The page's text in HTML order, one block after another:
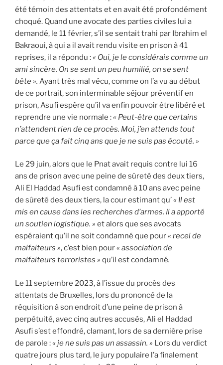
été témoin des attentats et en avait été profondément
choqué. Quand une avocate des parties civiles lui a
demandé, le 11 février, s’il se sentait trahi par Ibrahim el
Bakraoui, à qui a il avait rendu visite en prison à 41
reprises, il a répondu :« Oui, je le considérais comme un
ami sincère. On se sent un peu humilié, on se sent
bête ». Ayant très mal vécu, comme on l’a vu au début
de ce portrait, son interminable séjour préventif en
prison, Asufi espère qu’il va enfin pouvoir être libéré et
reprendre une vie normale :« Peut-être que certains
n’attendent rien de ce procès. Moi, j’en attends tout
parce que ça fait cinq ans que je ne suis pas écouté. »
Le 29 juin, alors que le Pnat avait requis contre lui 16
ans de prison avec une peine de sûreté des deux tiers,
Ali El Haddad Asufi est condamné à 10 ans avec peine
de sûreté des deux tiers, la cour estimant qu’« Il est
mis en cause dans les recherches d’armes. Il a apporté
un soutien logistique. » et alors que ses avocats
espéraient qu’il ne soit condamné que pour« recel de
malfaiteurs », c’est bien pour« association de
malfaiteurs terroristes » qu’il est condamné.
Le 11 septembre 2023, à l’issue du procès des
attentats de Bruxelles, lors du prononcé de la
réquisition à son endroit d’une peine de prison à
perpétuité, avec cinq autres accusés, Ali el Haddad
Asufi s’est effondré, clamant, lors de sa dernière prise
de parole :« je ne suis pas un assassin. » Lors du verdict
quatre jours plus tard, le jury populaire l’a finalement